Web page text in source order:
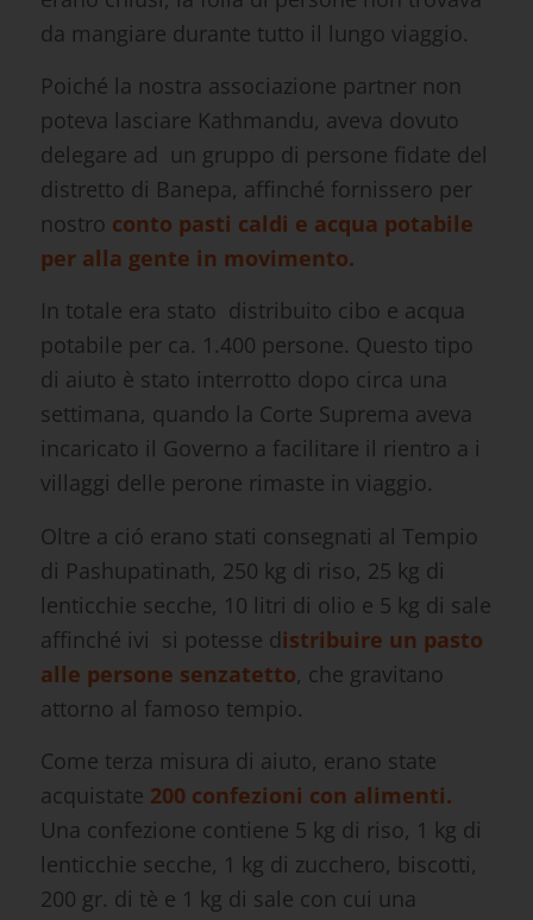
erano chiusi, la folla di persone non trovava
da mangiare durante tutto il lungo viaggio.
Poiché la nostra associazione partner non
poteva lasciare Kathmandu, aveva dovuto
delegare ad un gruppo di persone fidate del
distretto di Banepa, affinché fornissero per
nostro conto pasti caldi e acqua potabile
per alla gente in movimento.
In totale era stato distribuito cibo e acqua
potabile per ca. 1.400 persone. Questo tipo
di aiuto è stato interrotto dopo circa una
settimana, quando la Corte Suprema aveva
incaricato il Governo a facilitare il rientro a i
villaggi delle perone rimaste in viaggio.
Oltre a ció erano stati consegnati al Tempio
di Pashupatinath, 250 kg di riso, 25 kg di
lenticchie secche, 10 litri di olio e 5 kg di sale
affinché ivi si potesse distribuire un pasto
alle persone senzatetto, che gravitano
attorno al famoso tempio.
Come terza misura di aiuto, erano state
acquistate 200 confezioni con alimenti.
Una confezione contiene 5 kg di riso, 1 kg di
lenticchie secche, 1 kg di zucchero, biscotti,